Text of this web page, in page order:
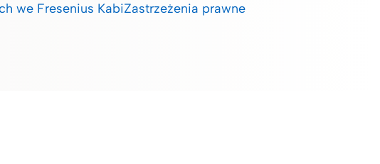
we Fresenius KabiZastrzeżenia prawne